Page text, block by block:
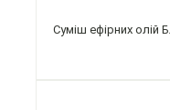
Суміш ефірних олій